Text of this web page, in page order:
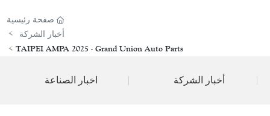
صفحة رئيسية
أخبار الشركة
TAIPEI AMPA 2025 - Grand Union Auto Parts
أخبار الشركة اخبار الصناعة